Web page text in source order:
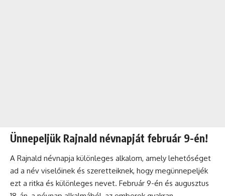
Ünnepeljük Rajnald névnapját február 9-én!
A Rajnald névnapja különleges alkalom, amely lehetőséget
ad a név viselőinek és szeretteiknek, hogy megünnepeljék
ezt a ritka és különleges nevet. Február 9-én és augusztus